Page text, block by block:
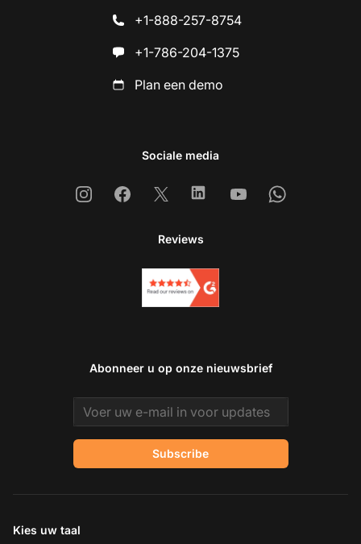
+1-888-257-8754
+1-786-204-1375
Plan een demo
Sociale media
InstagramFacebook
X LinkedinYoutubeWhatsapp
Reviews
Abonneer u op onze nieuwsbrief
Email address
Subscribe
Kies uw taal